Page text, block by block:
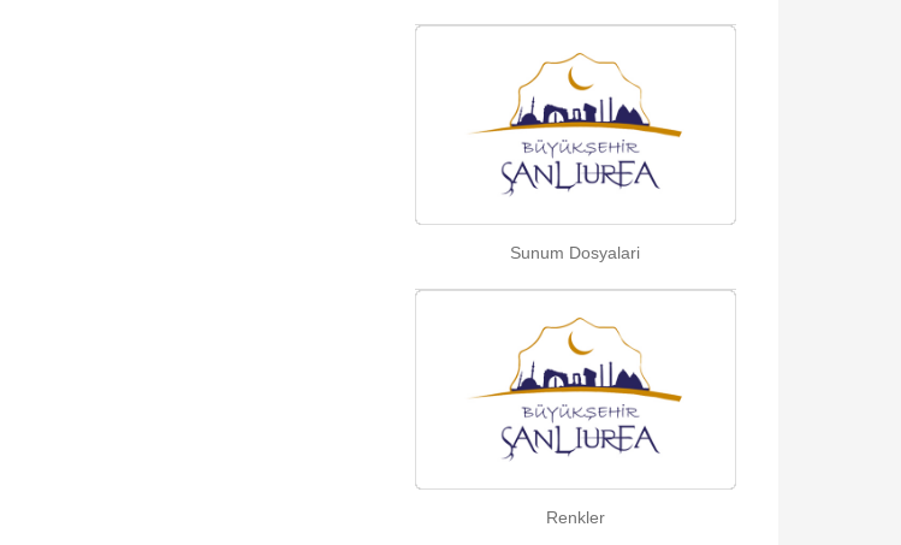
Sunum Dosyalari
Renkler